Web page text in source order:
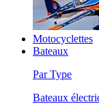
Motocyclettes
Bateaux
Par Type
Bateaux